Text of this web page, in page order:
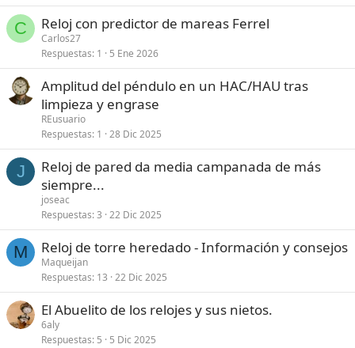
C Reloj con predictor de mareas Ferrel
Carlos27
Respuestas 1 5 Ene 2026
Amplitud del péndulo en un HAC/HAU tras
limpieza y engrase
REusuario
Respuestas 1 28 Dic 2025
J
Reloj de pared da media campanada de más
siempre...
joseac
Respuestas 3 22 Dic 2025
M Reloj de torre heredado - Información y consejos
Maqueijan
Respuestas 13 22 Dic 2025
El Abuelito de los relojes y sus nietos.
6aly
Respuestas 5 5 Dic 2025